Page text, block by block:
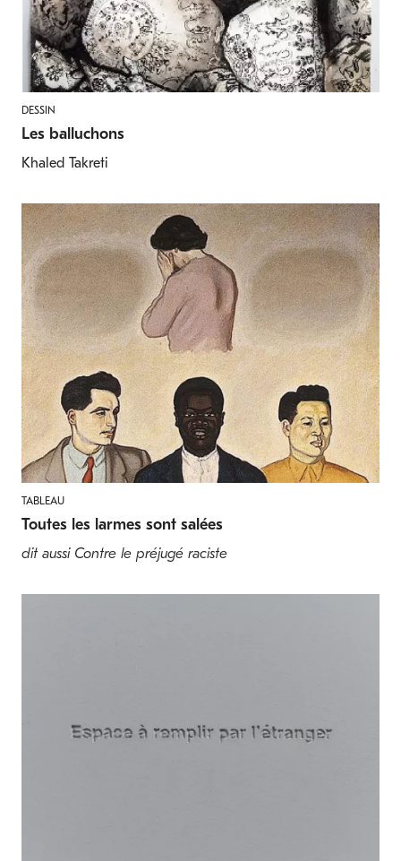
DESSIN
Les balluchons
Khaled Takreti
TABLEAU
Toutes les larmes sont salées
dit aussi Contre le préjugé raciste